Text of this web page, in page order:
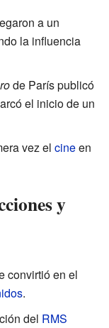
a un
la influencia
de París publicó
el inicio de un
vez el cineen
y
convirtió en el
.
del RMS